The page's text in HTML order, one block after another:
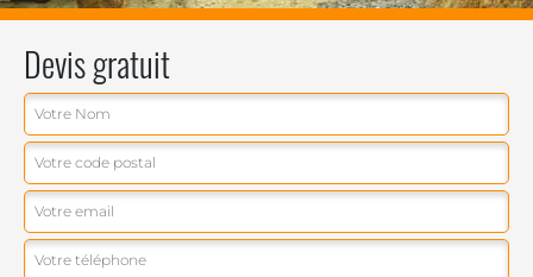
Devis gratuit